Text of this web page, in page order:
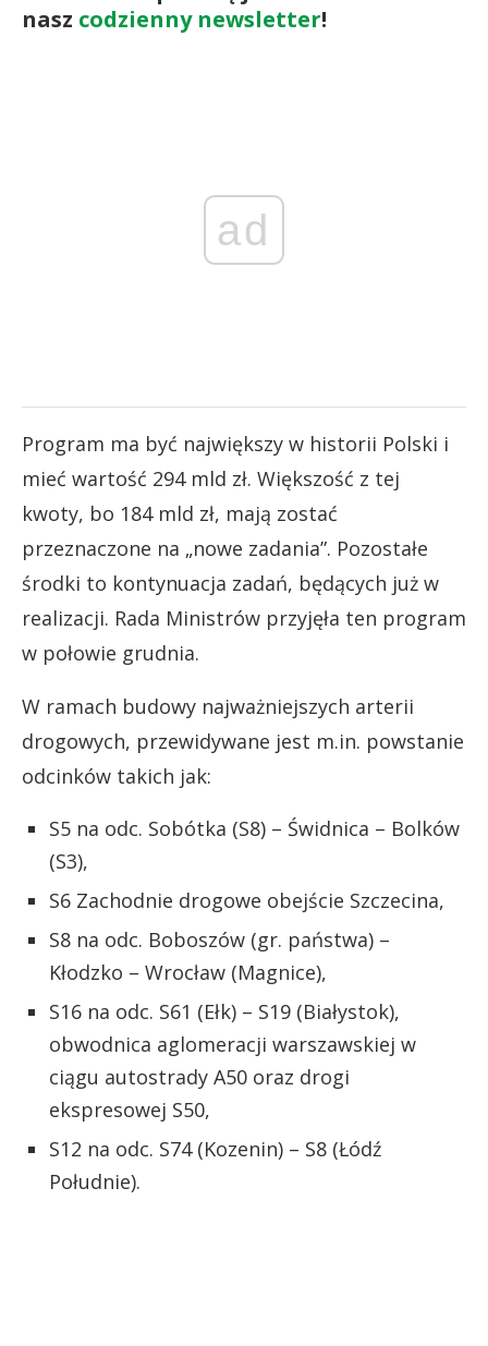
nasz codzienny newsletter!
ad
Program ma być największy w historii Polski i
mieć wartość 294 mld zł. Większość z tej
kwoty, bo 184 mld zł, mają zostać
przeznaczone na „nowe zadania”. Pozostałe
środki to kontynuacja zadań, będących już w
realizacji. Rada Ministrów przyjęła ten program
w połowie grudnia.
W ramach budowy najważniejszych arterii
drogowych, przewidywane jest m.in. powstanie
odcinków takich jak:
S5 na odc. Sobótka (S8) – Świdnica – Bolków
(S3),
S6 Zachodnie drogowe obejście Szczecina,
S8 na odc. Boboszów (gr. państwa) –
Kłodzko – Wrocław (Magnice),
S16 na odc. S61 (Ełk) – S19 (Białystok),
obwodnica aglomeracji warszawskiej w
ciągu autostrady A50 oraz drogi
ekspresowej S50,
S12 na odc. S74 (Kozenin) – S8 (Łódź
Południe).